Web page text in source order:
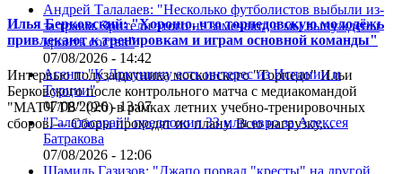
Илья Берковский: "Хорошо, что торпедовскую молодёжь
привлекают к тренировкам и играм основной команды"
Интервью полузащитника московского "Торпедо" Ильи
Берковского после контрольного матча с медиакомандой
"МАТЧ ТВ" (9:0) в рамках летних учебно-тренировочных
сборов.— Сборы проходят по плану. Всю нагрузку,...
Андрей Талалаев: "Несколько футболистов выбыли из-
за травм. Зрители этого не замечают, а мы вынуждены
кроить состав"
07/08/2026 - 14:42
Агент: "К Дркушичу есть интерес из Испании и
Турции"
07/08/2026 - 13:07
"Галатасарай" предложил 33 млн евро за Алексея
Батракова
07/08/2026 - 12:06
Шамиль Газизов: "Джапо порвал "кресты" на другой